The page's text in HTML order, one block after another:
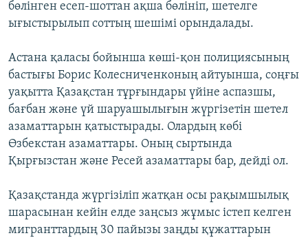
бөлінген есеп-шоттан ақша бөлініп, шетелге
ығыстырылып соттың шешімі орындалады.
Астана қаласы бойынша көші-қон полициясының
бастығы Борис Колесниченконың айтуынша, соңғы
уақытта Қазақстан тұрғындары үйіне аспазшы,
бағбан және үй шаруашылығын жүргізетін шетел
азаматтарын қатыстырады. Олардың көбі
Өзбекстан азаматтары. Оның сыртында
Қырғызстан және Ресей азаматтары бар, дейді ол.
Қазақстанда жүргізіліп жатқан осы рақымшылық
шарасынан кейін елде заңсыз жұмыс істеп келген
мигранттардың 30 пайызы заңды құжаттарын